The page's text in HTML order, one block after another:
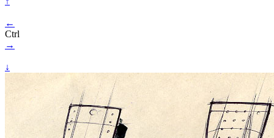
←
Ctrl
→
↓